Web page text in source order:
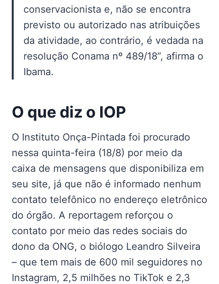
conservacionista e, não se encontra
previsto ou autorizado nas atribuições
da atividade, ao contrário, é vedada na
resolução Conama nº 489/18”, afirma o
Ibama.
O que diz o IOP
O Instituto Onça-Pintada foi procurado
nessa quinta-feira (18/8) por meio da
caixa de mensagens que disponibiliza em
seu site, já que não é informado nenhum
contato telefônico no endereço eletrônico
do órgão. A reportagem reforçou o
contato por meio das redes sociais do
dono da ONG, o biólogo Leandro Silveira
– que tem mais de 600 mil seguidores no
Instagram, 2,5 milhões no TikTok e 2,3